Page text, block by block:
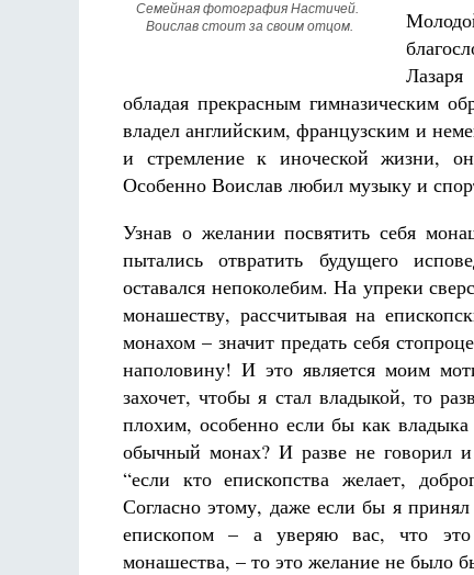
Семейная фотография Настичей.
Воислав стоит за своим отцом.
обладая прекрасным гимназическим
владел английским, французским и
и стремление к иноческой жизни,
Особенно Воислав любил музыку и
Узнав о желании посвятить себя
пытались отвратить будущего
оставался непоколебим. На упреки
монашеству, рассчитывая на
монахом – значит предать себя
наполовину! И это является моим
захочет, чтобы я стал владыкой, то
плохим, особенно если бы как
обычный монах? И разве не говорил
“если кто епископства желает,
Согласно этому, даже если бы я
епископом – а уверяю вас, что
монашества, – то это желание не было